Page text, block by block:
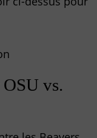
vs.